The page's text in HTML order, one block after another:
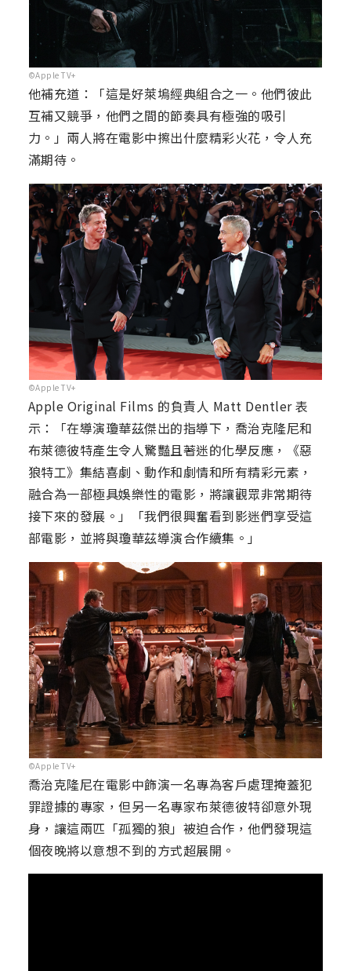
©Apple TV+
他補充道：「這是好萊塢經典組合之一。他們彼此
互補又競爭，他們之間的節奏具有極強的吸引
力。」兩人將在電影中擦出什麼精彩火花，令人充
滿期待。
©Apple TV+
Apple Original Films 的負責人 Matt Dentler 表
示：「在導演瓊華茲傑出的指導下，喬治克隆尼和
布萊德彼特產生令人驚豔且著迷的化學反應，《惡
狼特工》集結喜劇、動作和劇情和所有精彩元素，
融合為一部極具娛樂性的電影，將讓觀眾非常期待
接下來的發展。」「我們很興奮看到影迷們享受這
部電影，並將與瓊華茲導演合作續集。」
©Apple TV+
喬治克隆尼在電影中飾演一名專為客戶處理掩蓋犯
罪證據的專家，但另一名專家布萊德彼特卻意外現
身，讓這兩匹「孤獨的狼」被迫合作，他們發現這
個夜晚將以意想不到的方式超展開。